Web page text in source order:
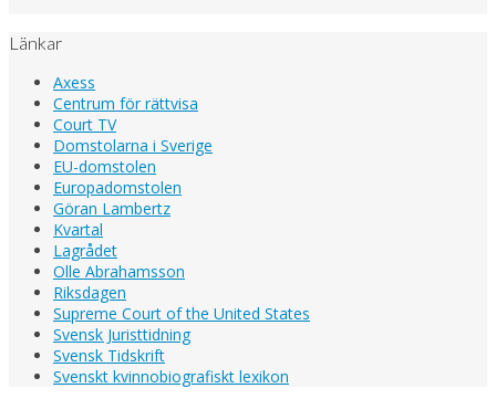
Länkar
Axess
Centrum för rättvisa
Court TV
Domstolarna i Sverige
EU-domstolen
Europadomstolen
Göran Lambertz
Kvartal
Lagrådet
Olle Abrahamsson
Riksdagen
Supreme Court of the United States
Svensk Juristtidning
Svensk Tidskrift
Svenskt kvinnobiografiskt lexikon